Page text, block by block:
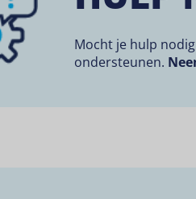
Mocht je hulp
ondersteunen.